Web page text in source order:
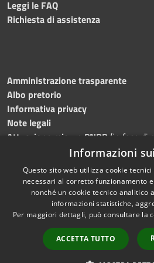
Leggi le FAQ
Richiesta di assistenza
Amministrazione trasparente
Albo pretorio
Informativa privacy
Note legali
Attuazione misure PNRR (in fase di
Dichiarazione di accessibilità
Accessibilità
Informazioni
Questo sito web utilizza cookie
necessari al corretto funzionamento
nonché un cookie tecnico analitico
informazioni statistiche,
Per maggiori dettagli, può consultare la
ACCETTA TUTTO